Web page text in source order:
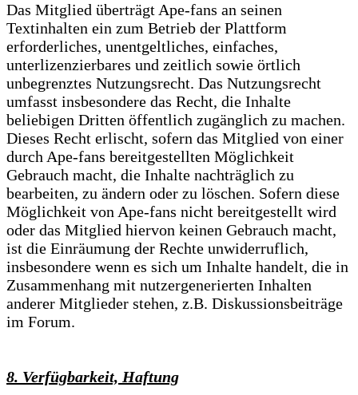
Das Mitglied überträgt Ape-fans an seinen
Textinhalten ein zum Betrieb der Plattform
erforderliches, unentgeltliches, einfaches,
unterlizenzierbares und zeitlich sowie örtlich
unbegrenztes Nutzungsrecht. Das Nutzungsrecht
umfasst insbesondere das Recht, die Inhalte
beliebigen Dritten öffentlich zugänglich zu machen.
Dieses Recht erlischt, sofern das Mitglied von einer
durch Ape-fans bereitgestellten Möglichkeit
Gebrauch macht, die Inhalte nachträglich zu
bearbeiten, zu ändern oder zu löschen. Sofern diese
Möglichkeit von Ape-fans nicht bereitgestellt wird
oder das Mitglied hiervon keinen Gebrauch macht,
ist die Einräumung der Rechte unwiderruflich,
insbesondere wenn es sich um Inhalte handelt, die in
Zusammenhang mit nutzergenerierten Inhalten
anderer Mitglieder stehen, z.B. Diskussionsbeiträge
im Forum.
8. Verfügbarkeit, Haftung